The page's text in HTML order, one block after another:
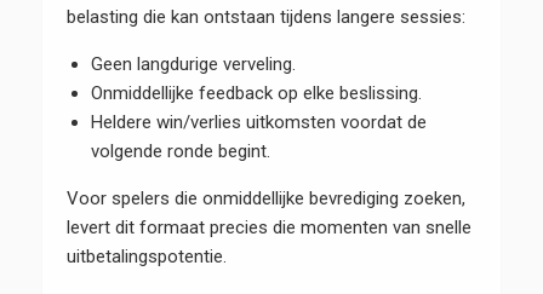
belasting die kan ontstaan tijdens langere sessies:
Geen langdurige verveling.
Onmiddellijke feedback op elke beslissing.
Heldere win/verlies uitkomsten voordat de
volgende ronde begint.
Voor spelers die onmiddellijke bevrediging zoeken,
levert dit formaat precies die momenten van snelle
uitbetalingspotentie.